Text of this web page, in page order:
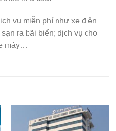
vụ miễn phí như xe điện
ra bãi biển; dịch vụ cho
máy…